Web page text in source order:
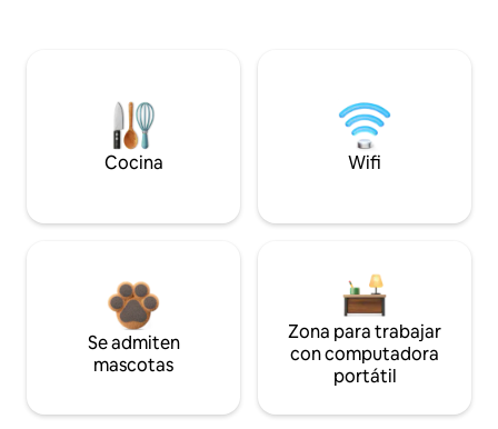
Cocina Wifi
Se admiten
mascotas
Zona para trabajar
con computadora
portátil